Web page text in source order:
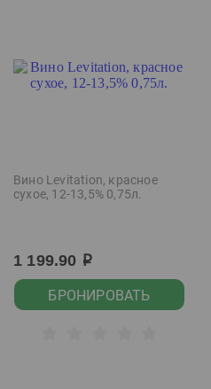
Вино Levitation, красное
сухое, 12-13,5% 0,75л.
1 199.90 р
БРОНИРОВАТЬ